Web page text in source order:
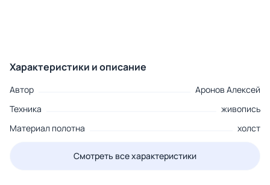
Характеристики и описание
Автор
Аронов Алексей
Техника
живопись
Материал полотна
холст
Смотреть все характеристики